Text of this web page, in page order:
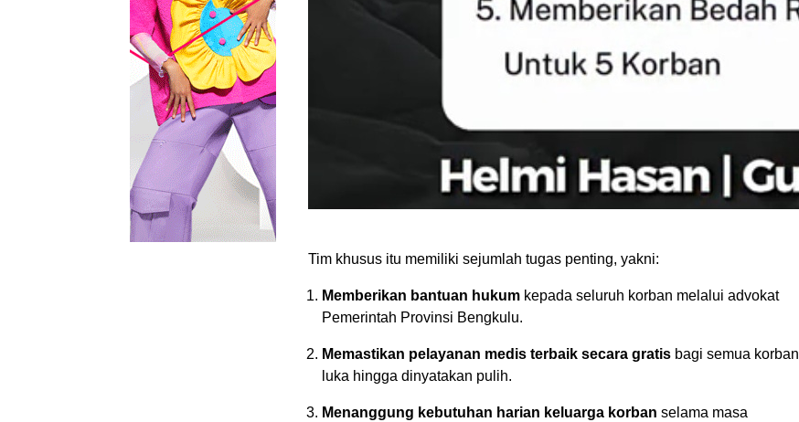
Tim khusus itu memiliki sejumlah tugas penting, yakni:
Memberikan bantuan hukum kepada seluruh korban melalui advokat
Pemerintah Provinsi Bengkulu.
Memastikan pelayanan medis terbaik secara gratis bagi semua korban
luka hingga dinyatakan pulih.
Menanggung kebutuhan harian keluarga korban selama masa